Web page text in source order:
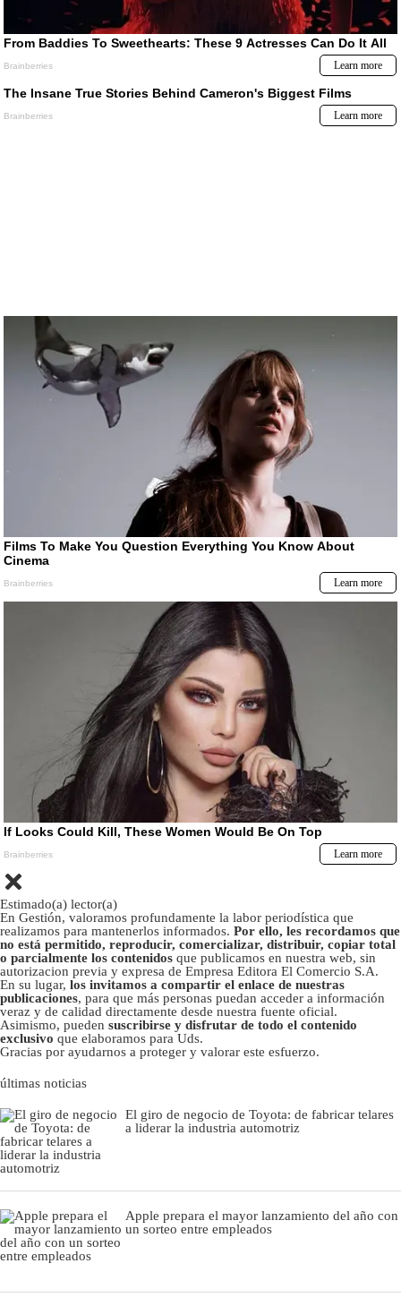
Estimado(a) lector(a)
En Gestión, valoramos profundamente la labor periodística que
realizamos para mantenerlos informados. Por ello, les recordamos que
no está permitido, reproducir, comercializar, distribuir, copiar total
o parcialmente los contenidos que publicamos en nuestra web, sin
autorizacion previa y expresa de Empresa Editora El Comercio S.A.
En su lugar, los invitamos a compartir el enlace de nuestras
publicaciones, para que más personas puedan acceder a información
veraz y de calidad directamente desde nuestra fuente oficial.
Asimismo, pueden suscribirse y disfrutar de todo el contenido
exclusivo que elaboramos para Uds.
Gracias por ayudarnos a proteger y valorar este esfuerzo.
últimas noticias
El giro de negocio de Toyota: de fabricar telares
a liderar la industria automotriz
Apple prepara el mayor lanzamiento del año con
un sorteo entre empleados